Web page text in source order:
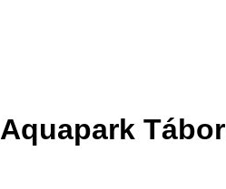
Aquapark Tábor